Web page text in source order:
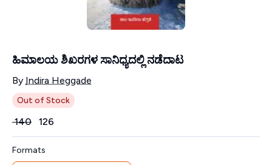
ಹಿಮಾಲಯ ಶಿಖರಗಳ ಸಾನಿಧ್ಯದಲ್ಲಿ ನಡೆದಾಟ
Contributors
By Indira Heggade
Out of Stock
Price
₹140 126
Formats